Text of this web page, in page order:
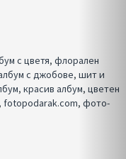
с цветя, флорален
с джобове, шит и
, красив албум, цветен
, fotopodarak.com, фото-